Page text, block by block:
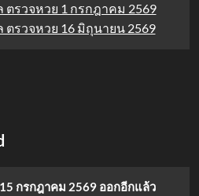
รวจหวย 1 กรกฎาคม 2569
รวจหวย 16 มิถุนายน 2569
กรกฎาคม 2569 ออกอีกแล้ว